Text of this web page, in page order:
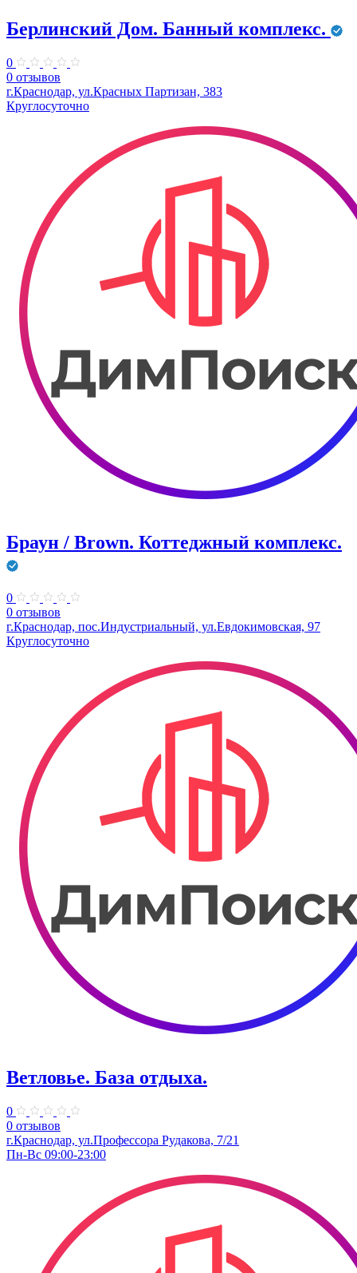
Берлинский Дом. Банный комплекс.
0
0 отзывов
г.Краснодар, ул.Красных Партизан, 383
Круглосуточно
Браун / Brown. Коттеджный комплекс.
0
0 отзывов
г.Краснодар, пос.Индустриальный, ул.Евдокимовская, 97
Круглосуточно
Ветловье. База отдыха.
0
0 отзывов
г.Краснодар, ул.Профессора Рудакова, 7/21
Пн-Вс 09:00-23:00